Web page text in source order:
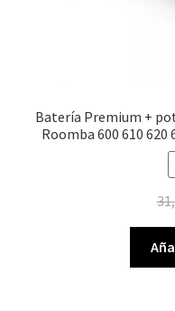
Batería Premium +
Roomba 600 610 620